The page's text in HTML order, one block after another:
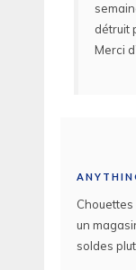
détruit
Merci
Chouettes
un
soldes